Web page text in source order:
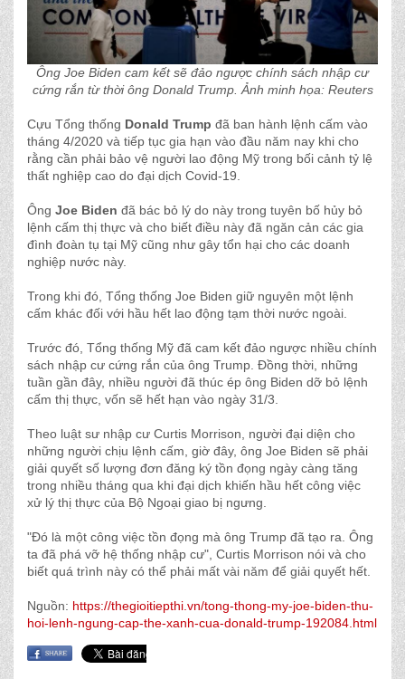
Ông Joe Biden cam kết sẽ đảo ngược chính sách nhập cư
cứng rắn từ thời ông Donald Trump. Ảnh minh họa: Reuters
Cựu Tổng thống Donald Trump đã ban hành lệnh cấm vào
tháng 4/2020 và tiếp tục gia hạn vào đầu năm nay khi cho
rằng cần phải bảo vệ người lao động Mỹ trong bối cảnh tỷ lệ
thất nghiệp cao do đại dịch Covid-19.
Ông Joe Biden đã bác bỏ lý do này trong tuyên bố hủy bỏ
lệnh cấm thị thực và cho biết điều này đã ngăn cản các gia
đình đoàn tụ tại Mỹ cũng như gây tổn hại cho các doanh
nghiệp nước này.
Trong khi đó, Tổng thống Joe Biden giữ nguyên một lệnh
cấm khác đối với hầu hết lao động tạm thời nước ngoài.
Trước đó, Tổng thống Mỹ đã cam kết đảo ngược nhiều chính
sách nhập cư cứng rắn của ông Trump. Đồng thời, những
tuần gần đây, nhiều người đã thúc ép ông Biden dỡ bỏ lệnh
cấm thị thực, vốn sẽ hết hạn vào ngày 31/3.
Theo luật sư nhập cư Curtis Morrison, người đại diện cho
những người chịu lệnh cấm, giờ đây, ông Joe Biden sẽ phải
giải quyết số lượng đơn đăng ký tồn đọng ngày càng tăng
trong nhiều tháng qua khi đại dịch khiến hầu hết công việc
xử lý thị thực của Bộ Ngoại giao bị ngưng.
"Đó là một công việc tồn đọng mà ông Trump đã tạo ra. Ông
ta đã phá vỡ hệ thống nhập cư", Curtis Morrison nói và cho
biết quá trình này có thể phải mất vài năm để giải quyết hết.
Nguồn: https://thegioitiepthi.vn/tong-thong-my-joe-biden-thu-
hoi-lenh-ngung-cap-the-xanh-cua-donald-trump-192084.html